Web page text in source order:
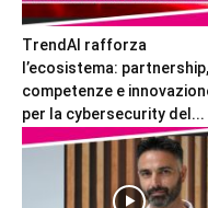
TrendAI rafforza
l’ecosistema: partnership,
competenze e
per la cybersecurity del...